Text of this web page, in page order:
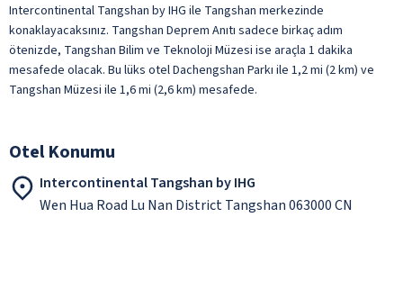
Intercontinental Tangshan by IHG ile Tangshan merkezinde
konaklayacaksınız. Tangshan Deprem Anıtı sadece birkaç adım
ötenizde, Tangshan Bilim ve Teknoloji Müzesi ise araçla 1 dakika
mesafede olacak. Bu lüks otel Dachengshan Parkı ile 1,2 mi (2 km) ve
Tangshan Müzesi ile 1,6 mi (2,6 km) mesafede.
Otel Konumu
Intercontinental Tangshan by IHG
Wen Hua Road Lu Nan District Tangshan 063000 CN